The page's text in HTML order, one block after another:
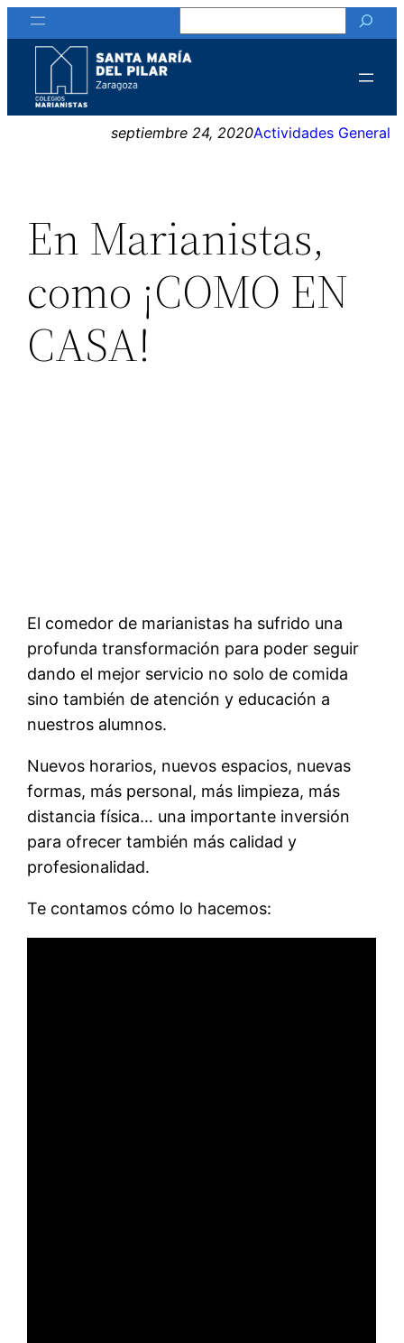
Saltar
al
contenido
septiembre 24, 2020Actividades General
En Marianistas,
como ¡COMO EN
CASA!
El comedor de marianistas ha sufrido una
profunda transformación para poder seguir
dando el mejor servicio no solo de comida
sino también de atención y educación a
nuestros alumnos.
Nuevos horarios, nuevos espacios, nuevas
formas, más personal, más limpieza, más
distancia física… una importante inversión
para ofrecer también más calidad y
profesionalidad.
Te contamos cómo lo hacemos: